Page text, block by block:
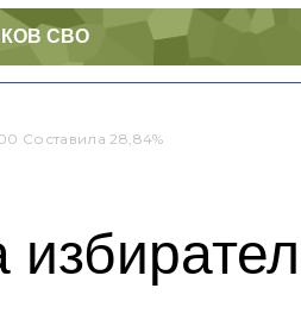
СВО
Составила 28,84%